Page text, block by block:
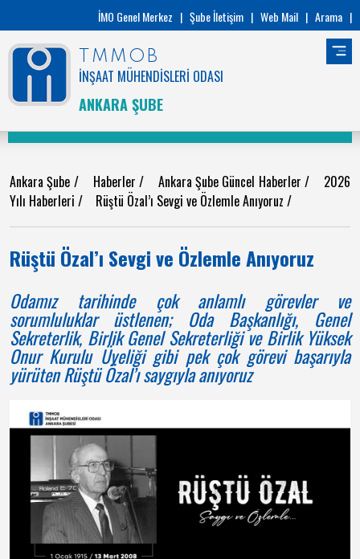
İMO Genel Merkez | Şube İletişim | Web Mail | Arama |
TMMOB
İNŞAAT MÜHENDİSLERİ ODASI
ANKARA ŞUBE
Ankara Şube / Haberler / Ankara Şube Güncel Haberler/ 2026
Yılı Haberleri / Rüştü Özal’ı Sevgi ve Özlemle Anıyoruz /
Rüştü Özal’ı Sevgi ve Özlemle Anıyoruz
Odamız tarihinde çok anlamlı görevler ve
sorumluluklar üstlenen; Oda Başkanlığı, Genel
Sekreterlik, Birlik Genel Sekreterliği ve Birlik Yüksek
Onur Kurulu Üyeliği gibi pek çok görevi başarıyla
yürüten Rüştü Özal’ı saygıyla anıyoruz